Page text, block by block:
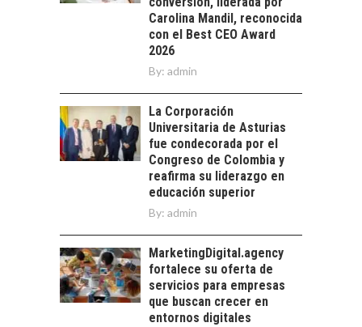
TECNOLÓGICO DE
AMÉRICA LATINA:
AVANCES Y DESAFÍOS
Chile como hub
tecnológico de
América Latina:
avances y desafíos…
LA
TRANSFORMACIÓN
DE LOS RECURSOS
HUMANOS EN LAS
EMPRESAS
CHILENAS
estratégica de los
recursos humanos en
las empresas…
Carolina Mandil, reconocida
con el Best CEO Award
2026
By: admin
La Corporación
Universitaria de Asturias
fue condecorada por el
Congreso de Colombia y
reafirma su liderazgo en
educación superior
By: admin
MarketingDigital.agency
fortalece su oferta de
servicios para empresas
que buscan crecer en
entornos digitales